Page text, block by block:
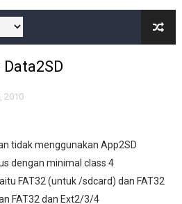
2010
tidak menggunakan App2SD
dengan minimal class 4
FAT32 (untuk /sdcard) dan FAT32
FAT32 dan Ext2/3/4